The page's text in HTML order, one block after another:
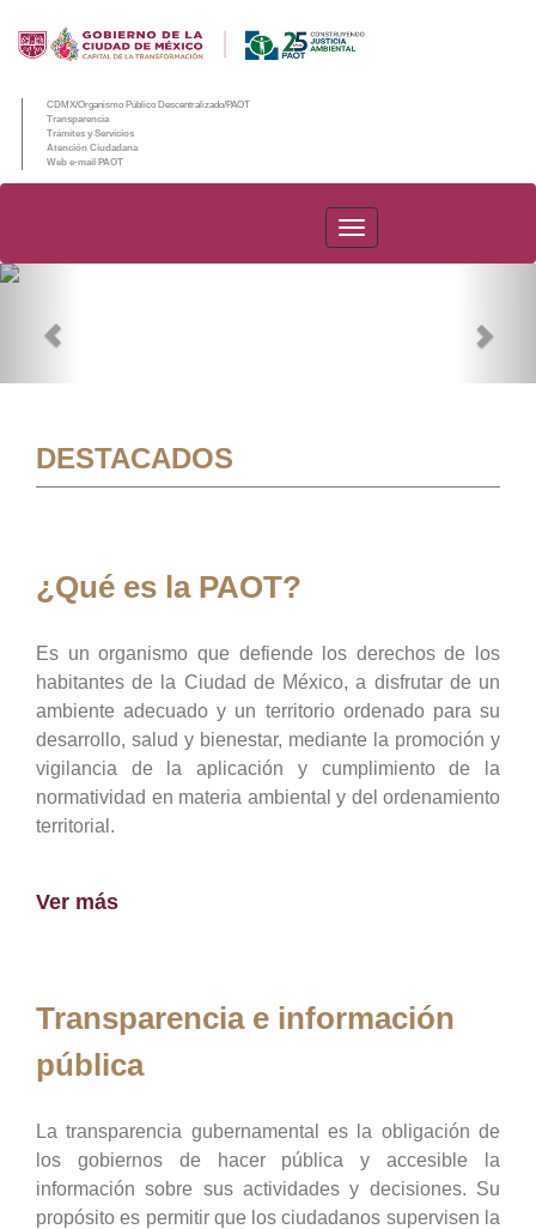
CDMX/Organismo Público Descentralizado/PAOT
Transparencia
Trámites y Servicios
Atención Ciudadana
Web e-mail PAOT
PAOT
DESTACADOS
¿Qué es la PAOT?
Es un organismo que defiende los derechos de los
habitantes de la Ciudad de México, a disfrutar de un
ambiente adecuado y un territorio ordenado para su
desarrollo, salud y bienestar, mediante la promoción y
vigilancia de la aplicación y cumplimiento de la
normatividad en materia ambiental y del ordenamiento
territorial.
Ver más
Transparencia e información
pública
La transparencia gubernamental es la obligación de
los gobiernos de hacer pública y accesible la
información sobre sus actividades y decisiones. Su
propósito es permitir que los ciudadanos supervisen la